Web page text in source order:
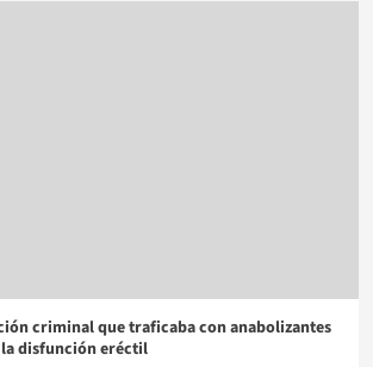
criminal que traficaba con anabolizantes
disfunción eréctil